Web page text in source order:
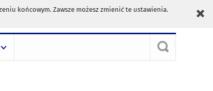
końcowym. Zawsze możesz zmienić te ustawienia.